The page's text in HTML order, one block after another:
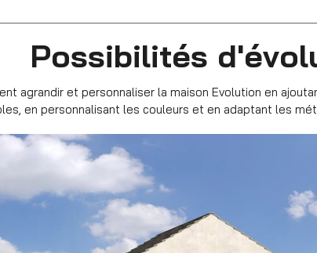
Possibilités
agrandir et personnaliser la maison Evolution en
en personnalisant les couleurs et en adaptant les